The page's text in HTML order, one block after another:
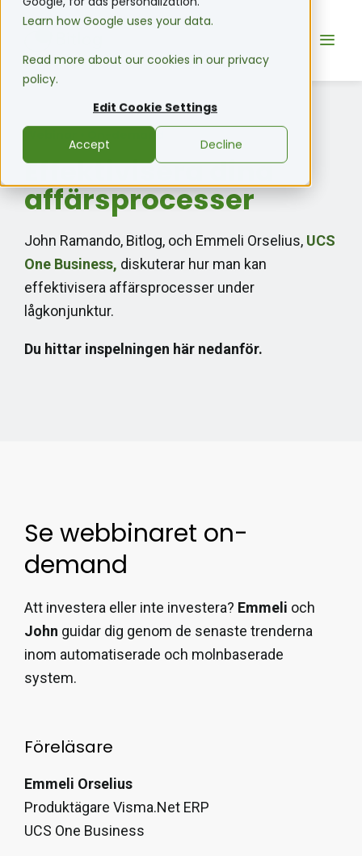
Learn how Google uses your data.
Read more about our cookies in our privacy
policy.
Edit Cookie Settings
Accept Decline
Webinar • On-demand
Effektivisera dina
affärsprocesser
John Ramando, Bitlog, och Emmeli Orselius, UCS
One Business, diskuterar hur man kan
effektivisera affärsprocesser under
lågkonjunktur.
Du hittar inspelningen här nedanför.
Se webbinaret on-
demand
Att investera eller inte investera? Emmeli och
John guidar dig genom de senaste trenderna
inom automatiserade och molnbaserade
system.
Föreläsare
Emmeli Orselius
Produktägare Visma.Net ERP
UCS One Business